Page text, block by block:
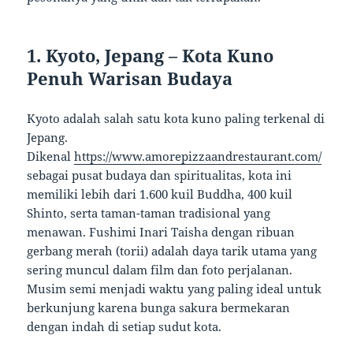
1. Kyoto, Jepang – Kota Kuno
Penuh Warisan Budaya
Kyoto adalah salah satu kota kuno paling terkenal di
Jepang.
Dikenalhttps://www.amorepizzaandrestaurant.com/
sebagai pusat budaya dan spiritualitas, kota ini
memiliki lebih dari 1.600 kuil Buddha, 400 kuil
Shinto, serta taman-taman tradisional yang
menawan. Fushimi Inari Taisha dengan ribuan
gerbang merah (torii) adalah daya tarik utama yang
sering muncul dalam film dan foto perjalanan.
Musim semi menjadi waktu yang paling ideal untuk
berkunjung karena bunga sakura bermekaran
dengan indah di setiap sudut kota.